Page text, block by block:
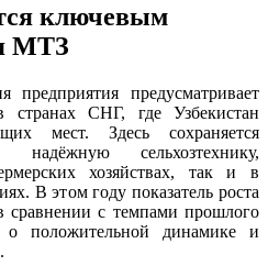
ключевым
МТЗ
предприятия предусматривает
странах СНГ, где Узбекистан
мест. Здесь сохраняется
сельхозтехнику,
хозяйствах, так и в
В этом году показатель роста
сравнении с темпами прошлого
о положительной динамике и